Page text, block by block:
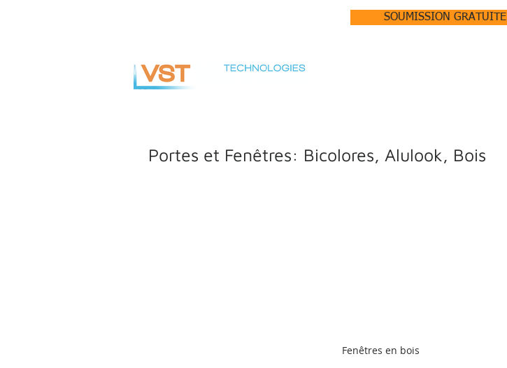
SOUMISSION GRATUITE
Portes et Fenêtres: Bicolores, Alulook, Bois
Fenêtres en bois